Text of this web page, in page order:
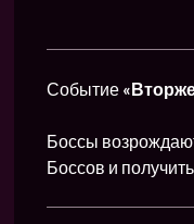
Событие
Боссы
Боссов и